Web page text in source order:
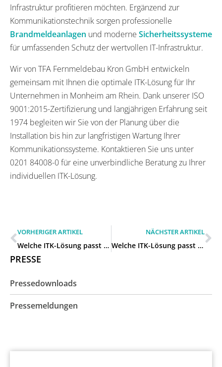
Infrastruktur profitieren möchten. Ergänzend zur
Kommunikationstechnik sorgen professionelle
Brandmeldeanlagen und moderne Sicherheitssysteme
für umfassenden Schutz der wertvollen IT-Infrastruktur.
Wir von TFA Fernmeldebau Kron GmbH entwickeln
gemeinsam mit Ihnen die optimale ITK-Lösung für Ihr
Unternehmen in Monheim am Rhein. Dank unserer ISO
9001:2015-Zertifizierung und langjährigen Erfahrung seit
1974 begleiten wir Sie von der Planung über die
Installation bis hin zur langfristigen Wartung Ihrer
Kommunikationssysteme. Kontaktieren Sie uns unter
0201 84008-0 für eine unverbindliche Beratung zu Ihrer
individuellen ITK-Lösung.
VORHERIGER ARTIKEL
Welche ITK-Lösung passt zu unserem mittelständischen Betrieb in Langenfeld (Rheinland)?
NÄCHSTER ARTIKEL
Welche ITK-Lösung passt zu unserem mittelständischen Betrieb in Leichlingen (Rheinland)?
PRESSE
Pressedownloads
Pressemeldungen